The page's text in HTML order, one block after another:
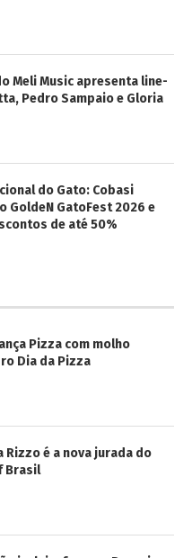
Meli Music apresenta line-
Pedro Sampaio e Gloria
do Gato: Cobasi
GoldeN GatoFest 2026 e
de até 50%
Pizza com molho
Dia da Pizza
Rizzo é a nova jurada do
Brasil